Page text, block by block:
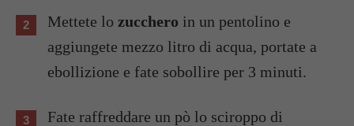
Mettete lo zucchero in un pentolino e
aggiungete mezzo litro di acqua, portate a
ebollizione e fate sobollire per 3 minuti.
Fate raffreddare un pò lo sciroppo di